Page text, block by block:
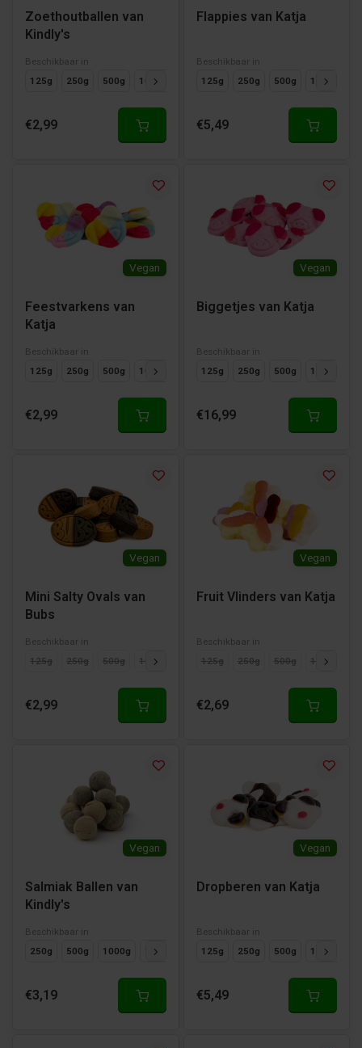
Zoethoutballen van
Kindly's
Beschikbaar in
125g
250g 500g 1000g
€2,99
Flappies van Katja
Beschikbaar in
125g
250g 500g 1000g
€5,49
Vegan
Feestvarkens van
Katja
Beschikbaar in
125g
250g 500g 1000g
€2,99
Vegan
Biggetjes van Katja
Beschikbaar in
125g
250g 500g 1000g
€16,99
Vegan
Mini Salty Ovals van
Bubs
Beschikbaar in
125g
250g 500g 1000g
€2,99
Vegan
Fruit Vlinders van Katja
Beschikbaar in
125g
250g 500g 1000g
€2,69
Vegan
Salmiak Ballen van
Kindly's
Beschikbaar in
250g
500g 1000g 125g
€3,19
Vegan
Dropberen van Katja
Beschikbaar in
125g
250g 500g 1000g
€5,49